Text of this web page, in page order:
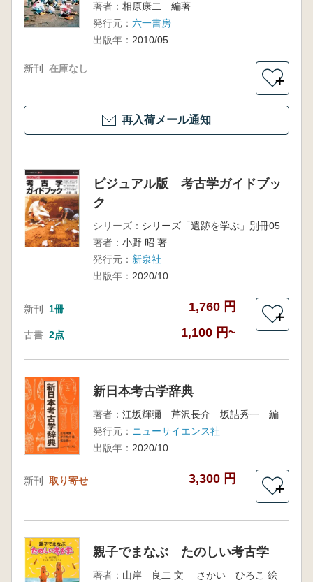
著者： 相原康二 編著
発行元： 六一書房
出版年： 2010/05
新刊 在庫なし
＋
再入荷メール通知
ビジュアル版 考古学ガイドブッ
ク
シリーズ： シリーズ「遺跡を学ぶ」別冊05
著者： 小野 昭 著
発行元： 新泉社
出版年： 2020/10
新刊 1冊 1,760 円
古書 2点 1,100 円~
＋
新日本考古学辞典
著者： 江坂輝彌 芹沢長介 坂詰秀一 編
発行元： ニューサイエンス社
出版年： 2020/10
新刊 取り寄せ 3,300 円
＋
親子でまなぶ たのしい考古学
著者： 山岸 良二 文 さかい ひろこ 絵